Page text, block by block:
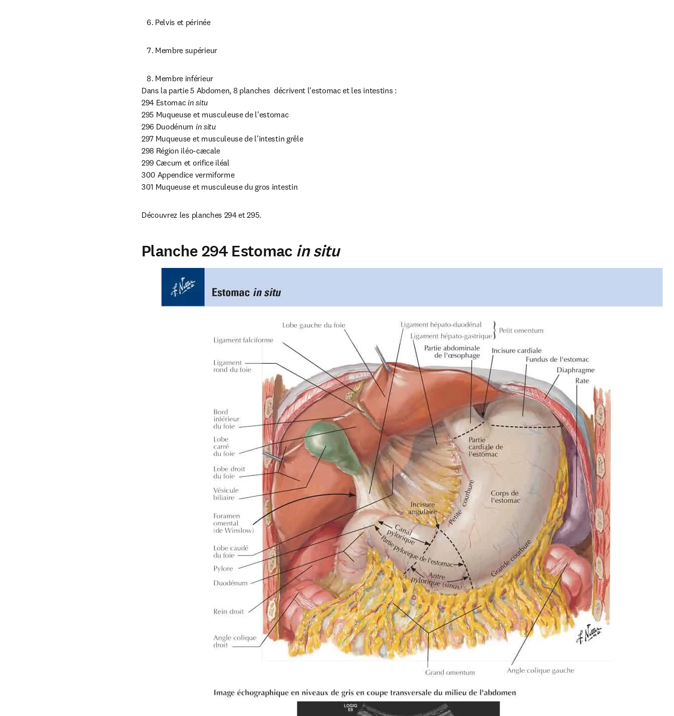
Pelvis et périnée
Membre supérieur
Membre inférieur
Dans la partie 5 Abdomen, 8 planches  décrivent l'estomac et les intestins :
294 Estomac in situ
295 Muqueuse et musculeuse de l'estomac
296 Duodénum in situ
297 Muqueuse et musculeuse de l'intestin grêle
298 Région iléo-cæcale
299 Cæcum et orifice iléal
300 Appendice vermiforme
301 Muqueuse et musculeuse du gros intestin
Découvrez les planches 294 et 295.
Planche 294 Estomac in situ